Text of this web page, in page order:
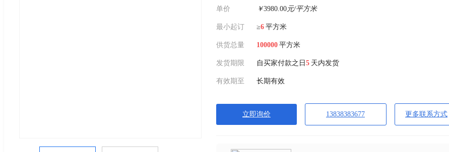
单价 ￥3980.00元/平方米
最小起订 ≥6 平方米
供货总量 100000 平方米
发货期限 自买家付款之日 5 天内发货
有效期至 长期有效
立即询价 13838383677 更多联系方式